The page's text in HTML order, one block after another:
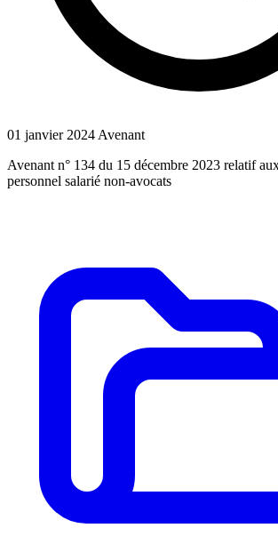
01 janvier 2024 Avenant
Avenant n° 134 du 15 décembre 2023 relatif
personnel salarié non-avocats